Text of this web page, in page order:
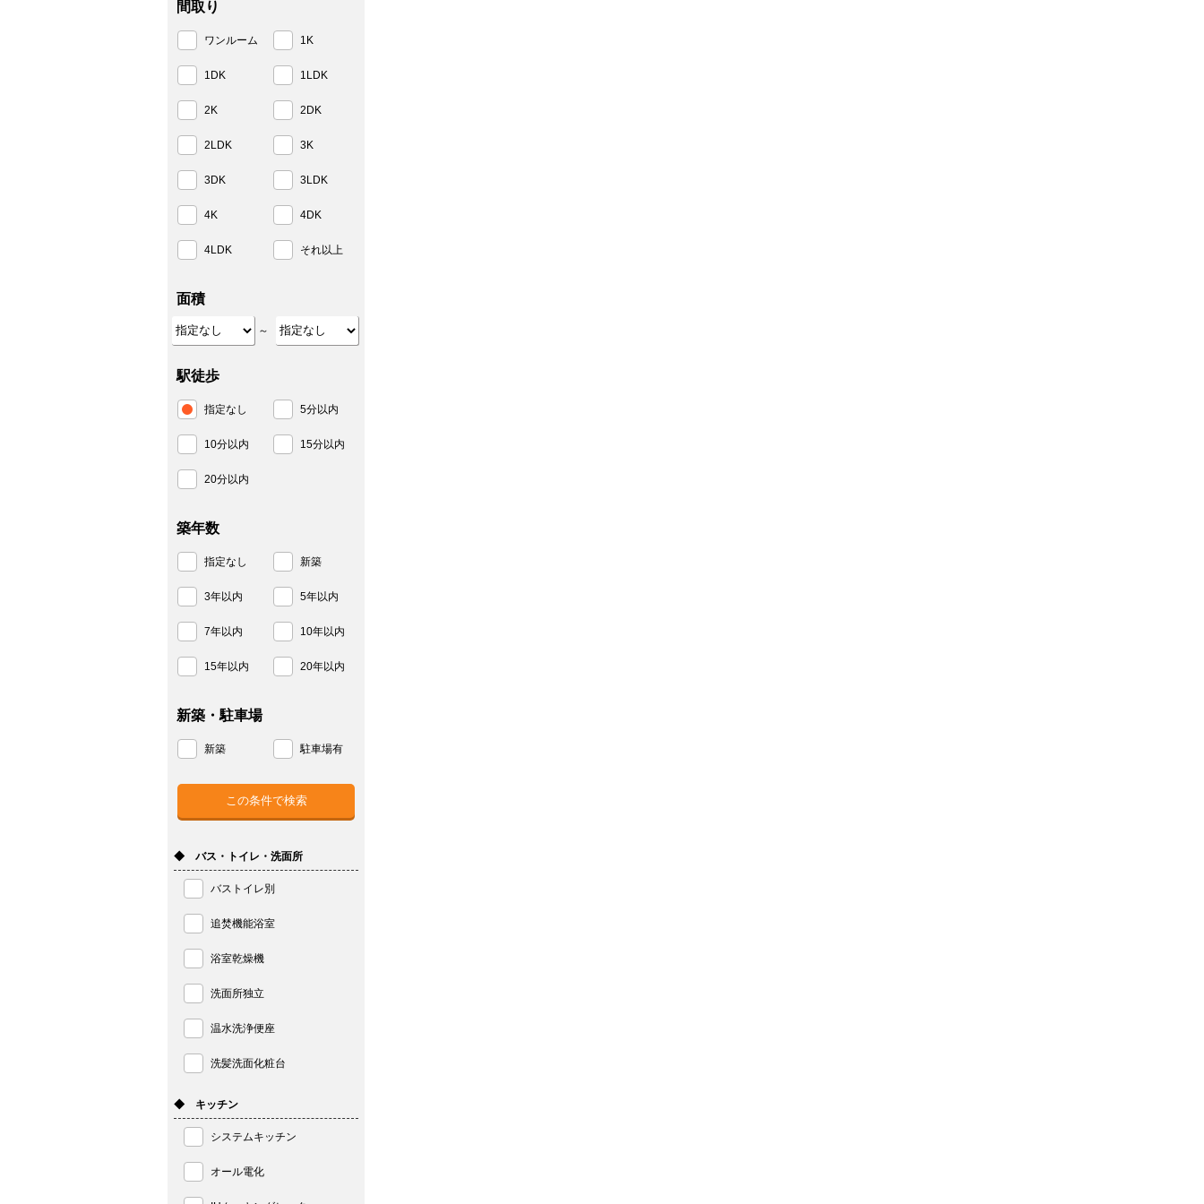
間取り
ワンルーム 1K
1DK 1LDK
2K 2DK
2LDK 3K
3DK 3LDK
4K 4DK
4LDK それ以上
面積
～
駅徒歩
指定なし 5分以内
10分以内 15分以内
20分以内
築年数
指定なし 新築
3年以内 5年以内
7年以内 10年以内
15年以内 20年以内
新築・駐車場
新築 駐車場有
◆ バス・トイレ・洗面所
バストイレ別
追焚機能浴室
浴室乾燥機
洗面所独立
温水洗浄便座
洗髪洗面化粧台
◆ キッチン
システムキッチン
オール電化